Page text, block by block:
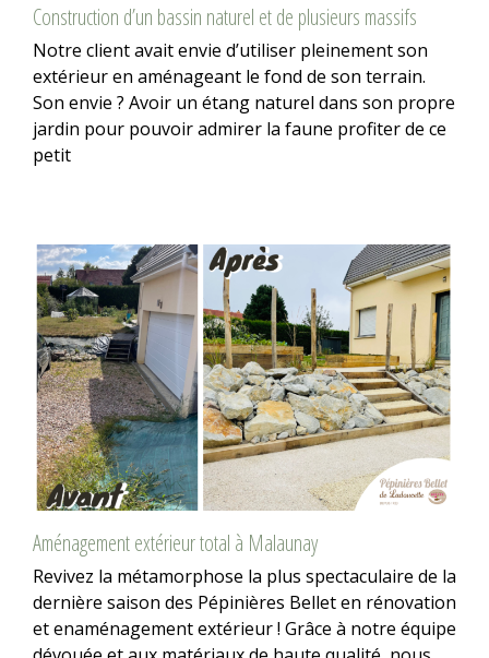
Construction d’un bassin naturel et de plusieurs massifs
Notre client avait envie d’utiliser pleinement son
extérieur en aménageant le fond de son terrain.
Son envie ? Avoir un étang naturel dans son propre
jardin pour pouvoir admirer la faune profiter de ce
petit
Aménagement extérieur total à Malaunay
Revivez la métamorphose la plus spectaculaire de la
dernière saison des Pépinières Bellet en rénovation
et enaménagement extérieur ! Grâce à notre équipe